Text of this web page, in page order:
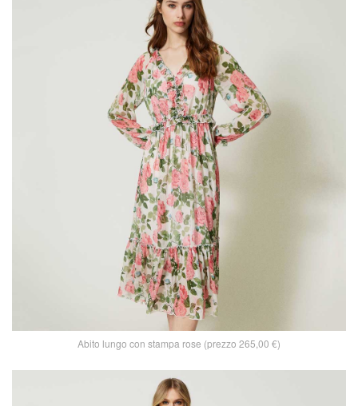
Abito lungo con stampa rose (prezzo 265,00 €)